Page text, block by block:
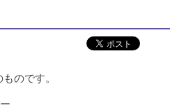
のです。